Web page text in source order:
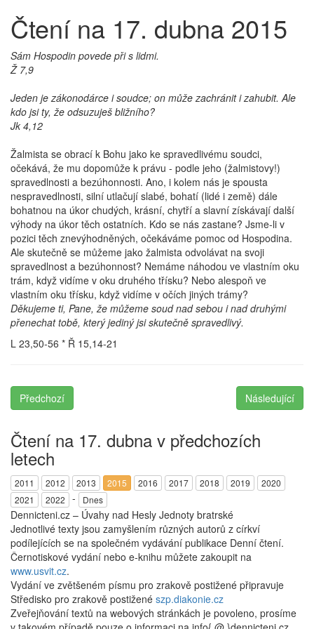
Čtení na 17. dubna 2015
Sám Hospodin povede při s lidmi.
Ž 7,9
Jeden je zákonodárce i soudce; on může zachránit i zahubit. Ale
kdo jsi ty, že odsuzuješ bližního?
Jk 4,12
Žalmista se obrací k Bohu jako ke spravedlivému soudci,
očekává, že mu dopomůže k právu - podle jeho (žalmistovy!)
spravedlnosti a bezúhonnosti. Ano, i kolem nás je spousta
nespravedlnosti, silní utlačují slabé, bohatí (lidé i země) dále
bohatnou na úkor chudých, krásní, chytří a slavní získávají další
výhody na úkor těch ostatních. Kdo se nás zastane? Jsme-li v
pozici těch znevýhodněných, očekáváme pomoc od Hospodina.
Ale skutečně se můžeme jako žalmista odvolávat na svoji
spravedlnost a bezúhonnost? Nemáme náhodou ve vlastním oku
trám, když vidíme v oku druhého třísku? Nebo alespoň ve
vlastním oku třísku, když vidíme v očích jiných trámy?
Děkujeme ti, Pane, že můžeme soud nad sebou i nad druhými
přenechat tobě, který jediný jsi skutečně spravedlivý.
L 23,50-56 * Ř 15,14-21
Předchozí Následující
Čtení na 17. dubna v předchozích
letech
2011 2012 2013 2015 2016 2017 2018 2019
2020
2021
2022 - Dnes
Dennicteni.cz – Úvahy nad Hesly Jednoty bratrské
Jednotlivé texty jsou zamyšlením různých autorů z církví
podílejících se na společném vydávání publikace Denní čtení.
Černotiskové vydání nebo e-knihu můžete zakoupit na
www.usvit.cz.
Vydání ve zvětšeném písmu pro zrakově postižené připravuje
Středisko pro zrakově postižené szp.diakonie.cz
Zveřejňování textů na webových stránkách je povoleno, prosíme